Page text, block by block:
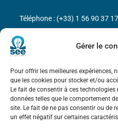
Gérer le
Pour offrir les meilleures expériences,
que les cookies pour stocker et/ou
Le fait de consentir à ces
données telles que le comportement
site. Le fait de ne pas consentir ou de
un effet négatif sur certaines
Bicentenaire des
Marie Ampère
Mentions légales
Téléphone : (+33) 1 56 90 37 17
N° de SIREN : 785 393 232,
communautaire : FR44 785 393